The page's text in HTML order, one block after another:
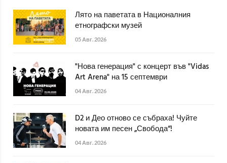
Лято на паветата в Националния
етнографски музей
05 Авг. 2026
"Нова генерация" с концерт във "Vidas
Art Arena" на 15 септември
04 Авг. 2026
D2 и Део отново се събраха! Чуйте
новата им песен „Свобода“!
04 Авг. 2026